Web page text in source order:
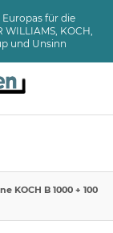
für die
WILLIAMS, KOCH,
und Unsinn
KOCH B 1000 + 100